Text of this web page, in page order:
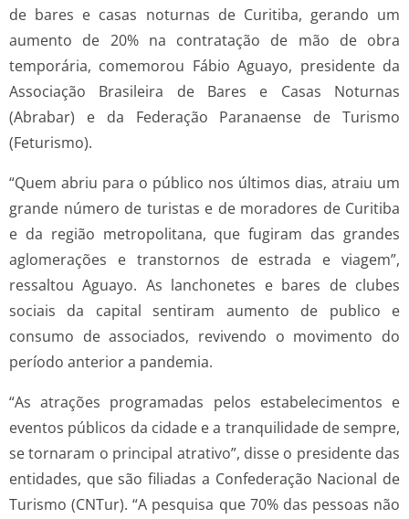
de bares e casas noturnas de Curitiba, gerando um
aumento de 20% na contratação de mão de obra
temporária, comemorou Fábio Aguayo, presidente da
Associação Brasileira de Bares e Casas Noturnas
(Abrabar) e da Federação Paranaense de Turismo
(Feturismo).
“Quem abriu para o público nos últimos dias, atraiu um
grande número de turistas e de moradores de Curitiba
e da região metropolitana, que fugiram das grandes
aglomerações e transtornos de estrada e viagem”,
ressaltou Aguayo. As lanchonetes e bares de clubes
sociais da capital sentiram aumento de publico e
consumo de associados, revivendo o movimento do
período anterior a pandemia.
“As atrações programadas pelos estabelecimentos e
eventos públicos da cidade e a tranquilidade de sempre,
se tornaram o principal atrativo”, disse o presidente das
entidades, que são filiadas a Confederação Nacional de
Turismo (CNTur). “A pesquisa que 70% das pessoas não